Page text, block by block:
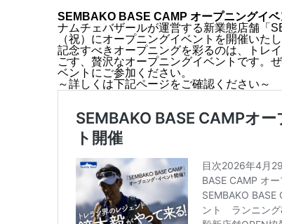
SEMBAKO BASE CAMP オープニングイベ
ナムチェバザールが運営する新業態店舗「
（祝）にオープニングイベントを開催いたし
記念すべきオープニングを彩るのは、トレ
ごす、贅沢なオープニングイベントです。
ベントにご参加ください。
～詳しくは下記ページをご確認ください～